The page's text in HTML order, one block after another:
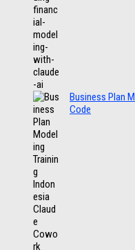
Business Plan
Code